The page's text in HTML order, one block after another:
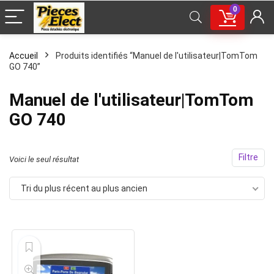
0
Accueil
Produits identifiés “Manuel de l'utilisateur|TomTom
GO 740”
Manuel de l'utilisateur|TomTom
GO 740
Filtre
Voici le seul résultat
Tri du plus récent au plus ancien